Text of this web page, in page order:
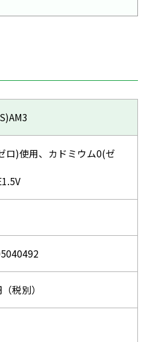
ロ)使用、カドミウム0(ゼ
税別）